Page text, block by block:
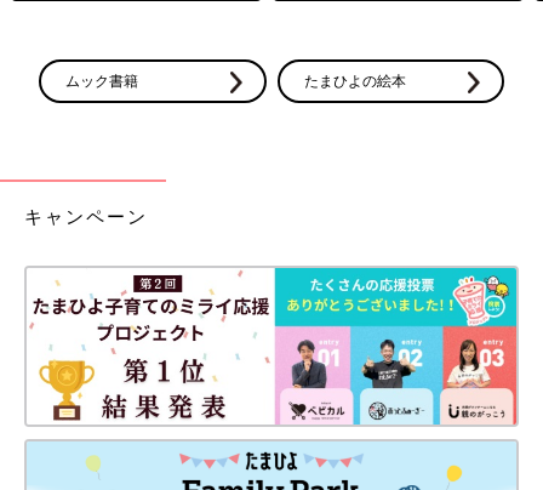
ムック書籍 たまひよの絵本
キャンペーン